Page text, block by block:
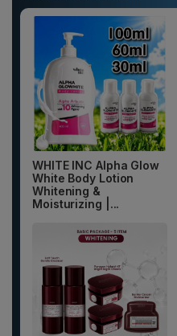
WHITE INC Alpha Glow
White Body Lotion
Whitening &
Moisturizing |...